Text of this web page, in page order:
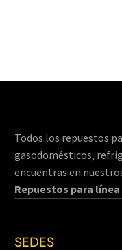
Todos los repuestos
gasodomésticos,
encuentras en
Repuestos para
SEDES